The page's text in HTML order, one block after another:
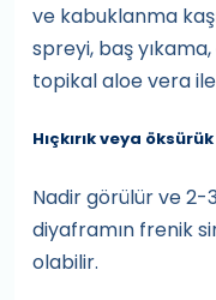
ve kabuklanma
spreyi, baş
topikal aloe vera
Hıçkırık veya öksürük
Nadir görülür ve 2-
diyaframın frenik
olabilir.